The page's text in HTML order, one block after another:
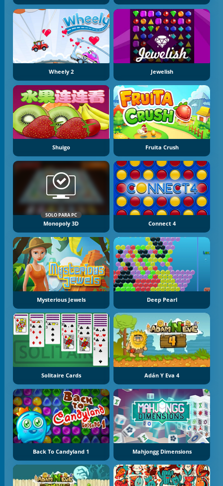
Wheely 2 Jewelish
Shuigo Fruita Crush
SOLO PARA PC
Monopoly 3D Connect 4
Mysterious Jewels Deep Pearl
Solitaire Cards Adán Y Eva 4
Back To Candyland 1 Mahjongg Dimensions